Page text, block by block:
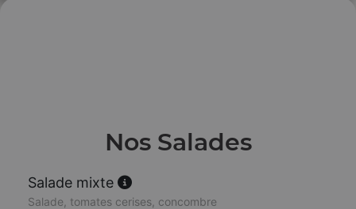
Nos Salades
Salade mixte
Salade, tomates cerises, concombre